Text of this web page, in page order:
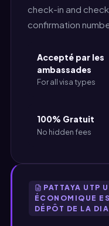
check-in and
confirmation
Accepté par les
ambassades
For all visa types
100% Gratuit
No hidden fees
PATTAYA UTP
ÉCONOMIQUE
DÉPÔT DE LA